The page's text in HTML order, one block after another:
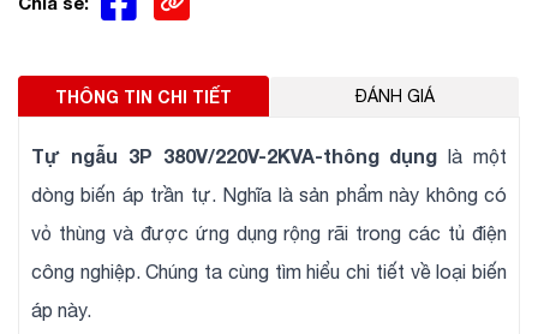
THÔNG TIN CHI TIẾT ĐÁNH GIÁ
Tự ngẫu 3P 380V/220V-2KVA-thông dụng là một
dòng biến áp trần tự. Nghĩa là sản phẩm này không có
vỏ thùng và được ứng dụng rộng rãi trong các tủ điện
công nghiệp. Chúng ta cùng tìm hiểu chi tiết về loại biến
áp này.